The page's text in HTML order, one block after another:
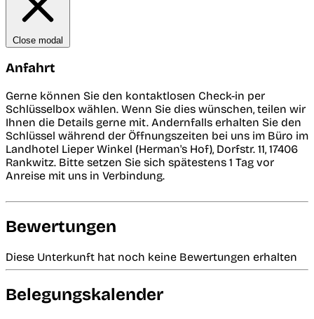
Close modal
Anfahrt
Gerne können Sie den kontaktlosen Check-in per
Schlüsselbox wählen. Wenn Sie dies wünschen, teilen wir
Ihnen die Details gerne mit. Andernfalls erhalten Sie den
Schlüssel während der Öffnungszeiten bei uns im Büro im
Landhotel Lieper Winkel (Herman's Hof), Dorfstr. 11, 17406
Rankwitz. Bitte setzen Sie sich spätestens 1 Tag vor
Anreise mit uns in Verbindung.
Bewertungen
Diese Unterkunft hat noch keine Bewertungen erhalten
Belegungskalender